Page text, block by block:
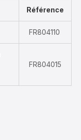
Référence
FR804110
FR804015